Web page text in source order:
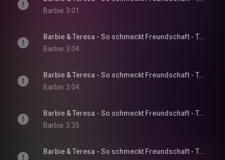
Barbie 3:01
Barbie & Teresa - So schmeckt Freundschaft - Teil 16
Barbie 3:04
Barbie & Teresa - So schmeckt Freundschaft - Teil 17
Barbie 3:04
Barbie & Teresa - So schmeckt Freundschaft - Teil 18
Barbie 3:35
Barbie & Teresa - So schmeckt Freundschaft - Teil 19